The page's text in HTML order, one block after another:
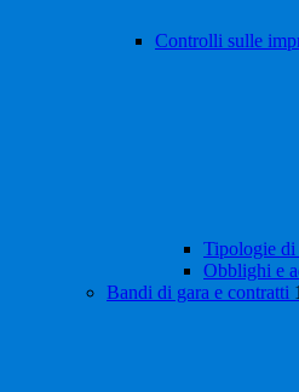
Controlli sulle
Tipologie
Obblighi e
Bandi di gara e contratti